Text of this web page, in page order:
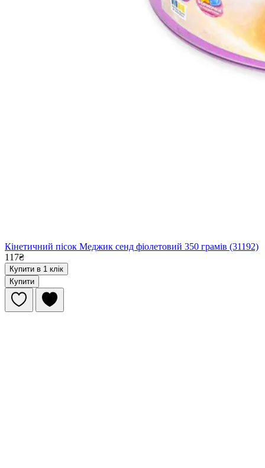
Кінетичний пісок Меджик сенд фіолетовий 350 грамів (31192)
117₴
Купити в 1 клік
Купити